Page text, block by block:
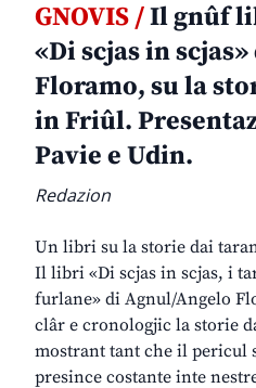
GNOVIS /Il gnûf
«Di scjas in
Floramo, su la
in Friûl.
Pavie e Udin.
Redazion
Un libri su la storie dai
Il libri «Di scjas in scjas, i
furlane» di Agnul/Angelo
clâr e cronologjic la storie
mostrant tant che il pericul
presince costante inte